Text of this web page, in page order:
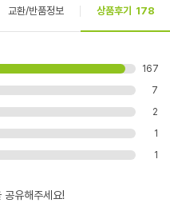
교환/반품정보 상품후기 178
167
7
2
1
1
공유해주세요!